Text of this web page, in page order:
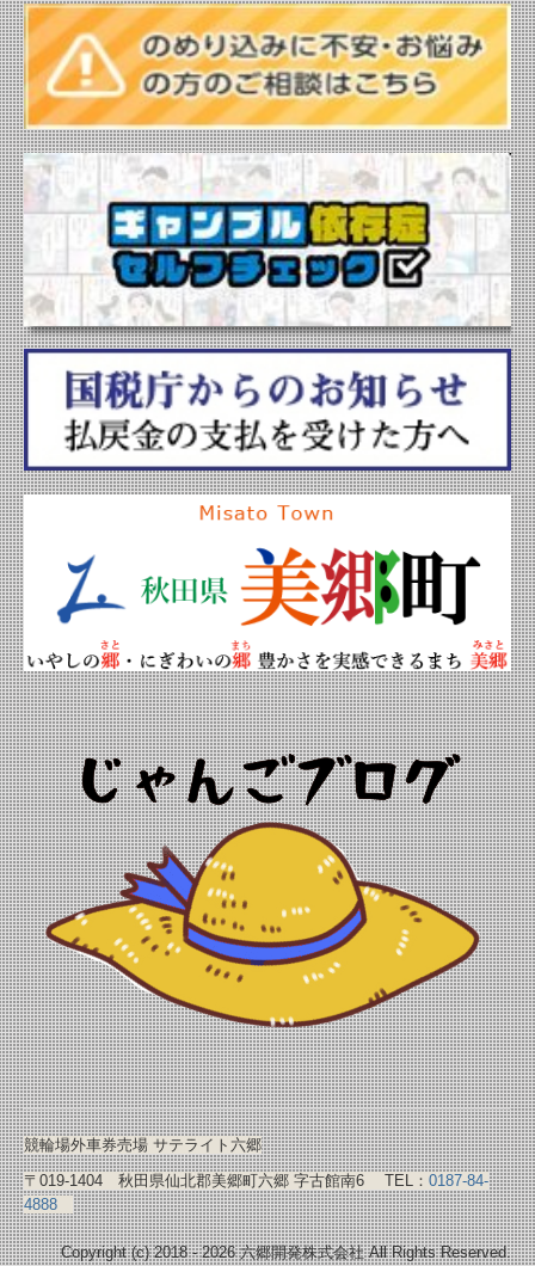
競輪場外車券売場 サテライト六郷
〒019-1404 秋田県仙北郡美郷町六郷 字古館南6 TEL： 0187-84-
4888
Copyright (c) 2018 - 2026 六郷開発株式会社 All Rights Reserved.